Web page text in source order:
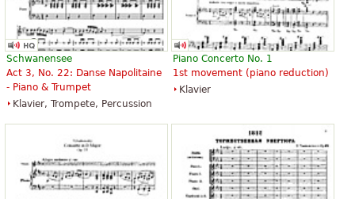
Schwanensee
Act 3, No. 22: Danse Napolitaine
- Piano & Trumpet
Klavier, Trompete, Percussion
Piano Concerto No. 1
1st movement (piano reduction)
Klavier